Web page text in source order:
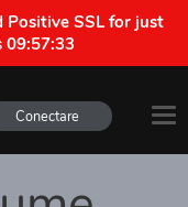
Positive SSL for just
09:57:33
Conectare